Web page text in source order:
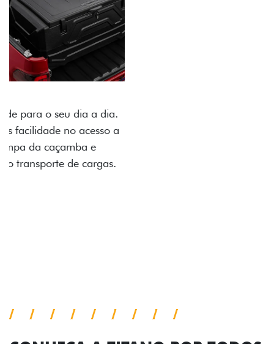
Prepare sua picape para qualquer desafio. O Pack
off-road combina engate de reboque para até 3,5
toneladas, alargadores de para-lamas e overbumper,
oferecendo mais capacidade de reboque, proteção